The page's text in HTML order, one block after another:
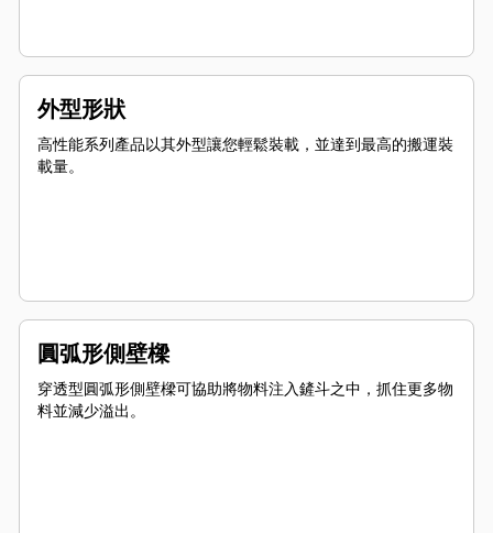
外型形狀
高性能系列產品以其外型讓您輕鬆裝載，並達到最高的搬運裝
載量。
圓弧形側壁樑
穿透型圓弧形側壁樑可協助將物料注入鏟斗之中，抓住更多物
料並減少溢出。